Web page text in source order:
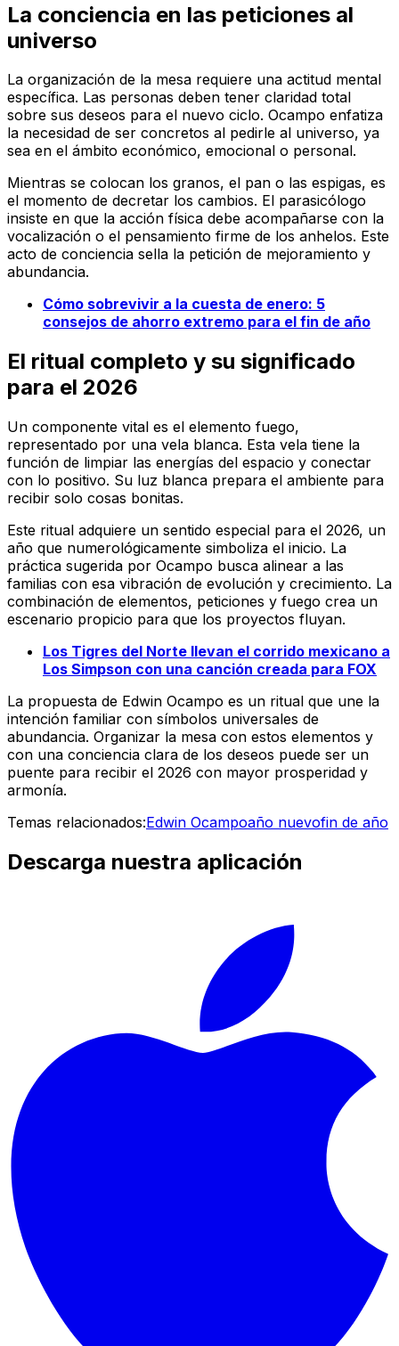
La conciencia en las peticiones al
universo
La organización de la mesa requiere una actitud mental
específica. Las personas deben tener claridad total
sobre sus deseos para el nuevo ciclo. Ocampo enfatiza
la necesidad de ser concretos al pedirle al universo, ya
sea en el ámbito económico, emocional o personal.
Mientras se colocan los granos, el pan o las espigas, es
el momento de decretar los cambios. El parasicólogo
insiste en que la acción física debe acompañarse con la
vocalización o el pensamiento firme de los anhelos. Este
acto de conciencia sella la petición de mejoramiento y
abundancia.
Cómo sobrevivir a la cuesta de enero: 5
consejos de ahorro extremo para el fin de año
El ritual completo y su significado
para el 2026
Un componente vital es el elemento fuego,
representado por una vela blanca. Esta vela tiene la
función de limpiar las energías del espacio y conectar
con lo positivo. Su luz blanca prepara el ambiente para
recibir solo cosas bonitas.
Este ritual adquiere un sentido especial para el 2026, un
año que numerológicamente simboliza el inicio. La
práctica sugerida por Ocampo busca alinear a las
familias con esa vibración de evolución y crecimiento. La
combinación de elementos, peticiones y fuego crea un
escenario propicio para que los proyectos fluyan.
Los Tigres del Norte llevan el corrido mexicano a
Los Simpson con una canción creada para FOX
La propuesta de Edwin Ocampo es un ritual que une la
intención familiar con símbolos universales de
abundancia. Organizar la mesa con estos elementos y
con una conciencia clara de los deseos puede ser un
puente para recibir el 2026 con mayor prosperidad y
armonía.
Temas relacionados:Edwin Ocampoaño nuevofin de año
Descarga nuestra aplicación